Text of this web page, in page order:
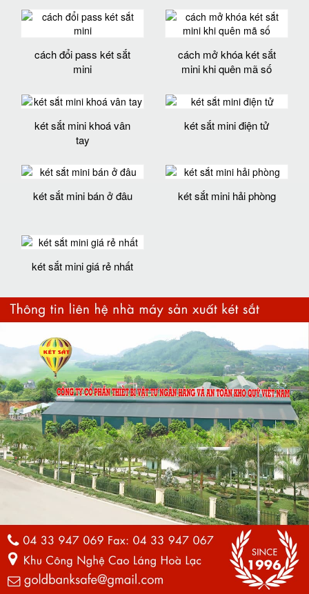
cách đổi pass két sắt
mini
cách mở khóa két sắt
mini khi quên mã số
két sắt mini khoá vân
tay
két sắt mini điện tử
két sắt mini bán ở đâu két sắt mini hải phòng
két sắt mini giá rẻ nhất